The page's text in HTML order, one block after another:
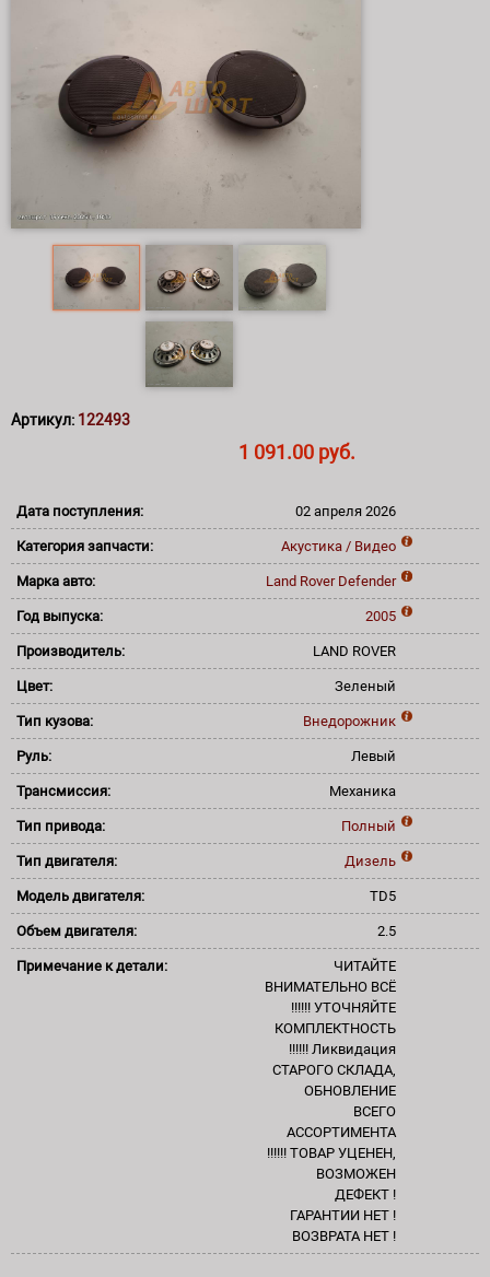
Артикул: 122493
1 091.00 руб.
Дата поступления: 02 апреля 2026
Категория запчасти: Акустика / Видео
Марка авто: Land Rover Defender
Год выпуска: 2005
Производитель: LAND ROVER
Цвет: Зеленый
Тип кузова: Внедорожник
Руль: Левый
Трансмиссия: Механика
Тип привода: Полный
Тип двигателя: Дизель
Модель двигателя: TD5
Объем двигателя: 2.5
Примечание к детали:
ЧИТАЙТЕ
ВНИМАТЕЛЬНО ВСЁ
!!!!!! УТОЧНЯЙТЕ
КОМПЛЕКТНОСТЬ
!!!!!! Ликвидация
СТАРОГО СКЛАДА,
ОБНОВЛЕНИЕ
ВСЕГО
АССОРТИМЕНТА
!!!!!! ТОВАР УЦЕНЕН,
ВОЗМОЖЕН
ДЕФЕКТ !
ГАРАНТИИ НЕТ !
ВОЗВРАТА НЕТ !